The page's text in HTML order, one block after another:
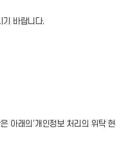
기 바랍니다.
래의‘개인정보 처리의 위탁 현